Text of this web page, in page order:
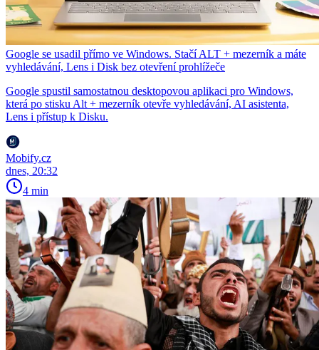
Google se usadil přímo ve Windows. Stačí ALT + mezerník a máte
vyhledávání, Lens i Disk bez otevření prohlížeče
Google spustil samostatnou desktopovou aplikaci pro Windows,
která po stisku Alt + mezerník otevře vyhledávání, AI asistenta,
Lens i přístup k Disku.
Mobify.cz
dnes, 20:32
4 min